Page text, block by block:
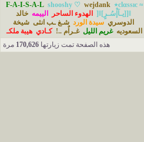
≈ ‏​‏​сlαssıс٭
F-A-I-S-A-L shooshy ♡ wejdank
]ǁ[يـآإْسُـرٍ]ǁ[
الهدوء الساحر الييمه خالد
الدوسري سيدة الورد شـغ ـب انثى شيخة
السعوديه غريم الليل غـراٌم ..! كـادي هيبة ملكـ
هذه الصفحة تمت زيارتها 170,626 مرة